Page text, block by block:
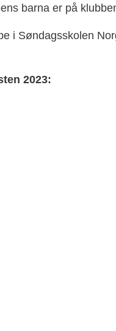
barna er på
i Søndagsskolen
2023: